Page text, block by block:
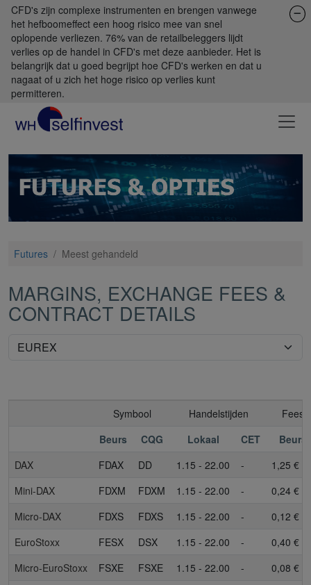
CFD's zijn complexe instrumenten en brengen vanwege
het hefboomeffect een hoog risico mee van snel
oplopende verliezen. 76% van de retailbeleggers lijdt
verlies op de handel in CFD's met deze aanbieder. Het is
belangrijk dat u goed begrijpt hoe CFD's werken en dat u
nagaat of u zich het hoge risico op verlies kunt
permitteren.
Futures / Meest gehandeld
MARGINS, EXCHANGE FEES &
CONTRACT DETAILS
Symbool Handelstijden
Fees
Beurs
CQG Lokaal CET
Beurs
DAX
FDAX DD 1.15 - 22.00 -
1,25 €
Mini-DAX
FDXM FDXM 1.15 - 22.00 -
0,24 €
Micro-DAX
FDXS FDXS 1.15 - 22.00 -
0,12 €
EuroStoxx
FESX DSX 1.15 - 22.00 -
0,40 €
Micro-EuroStoxx
FSXE FSXE 1.15 - 22.00 -
0,08 €